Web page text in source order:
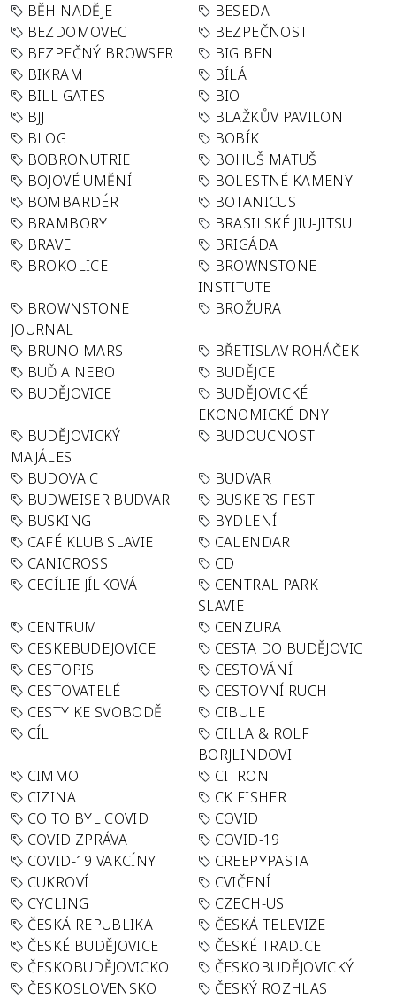
BĚH NADĚJE
BESEDA
BEZDOMOVEC
BEZPEČNOST
BEZPEČNÝ BROWSER
BIG BEN
BIKRAM
BÍLÁ
BILL GATES
BIO
BJJ
BLAŽKŮV PAVILON
BLOG
BOBÍK
BOBRONUTRIE
BOHUŠ MATUŠ
BOJOVÉ UMĚNÍ
BOLESTNÉ KAMENY
BOMBARDÉR
BOTANICUS
BRAMBORY
BRASILSKÉ JIU-JITSU
BRAVE
BRIGÁDA
BROKOLICE
BROWNSTONE
INSTITUTE
BROWNSTONE
JOURNAL
BROŽURA
BRUNO MARS
BŘETISLAV ROHÁČEK
BUĎ A NEBO
BUDĚJCE
BUDĚJOVICE
BUDĚJOVICKÉ
EKONOMICKÉ DNY
BUDĚJOVICKÝ
MAJÁLES
BUDOUCNOST
BUDOVA C
BUDVAR
BUDWEISER BUDVAR
BUSKERS FEST
BUSKING
BYDLENÍ
CAFÉ KLUB SLAVIE
CALENDAR
CANICROSS
CD
CECÍLIE JÍLKOVÁ
CENTRAL PARK
SLAVIE
CENTRUM
CENZURA
CESKEBUDEJOVICE
CESTA DO BUDĚJOVIC
CESTOPIS
CESTOVÁNÍ
CESTOVATELÉ
CESTOVNÍ RUCH
CESTY KE SVOBODĚ
CIBULE
CÍL
CILLA & ROLF
BÖRJLINDOVI
CIMMO
CITRON
CIZINA
CK FISHER
CO TO BYL COVID
COVID
COVID ZPRÁVA
COVID-19
COVID-19 VAKCÍNY
CREEPYPASTA
CUKROVÍ
CVIČENÍ
CYCLING
CZECH-US
ČESKÁ REPUBLIKA
ČESKÁ TELEVIZE
ČESKÉ BUDĚJOVICE
ČESKÉ TRADICE
ČESKOBUDĚJOVICKO
ČESKOBUDĚJOVICKÝ
ČESKOSLOVENSKO
ČESKÝ ROZHLAS